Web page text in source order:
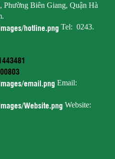
Biên Giang, Quận Hà
Tel: 0243.
Email:
Website: